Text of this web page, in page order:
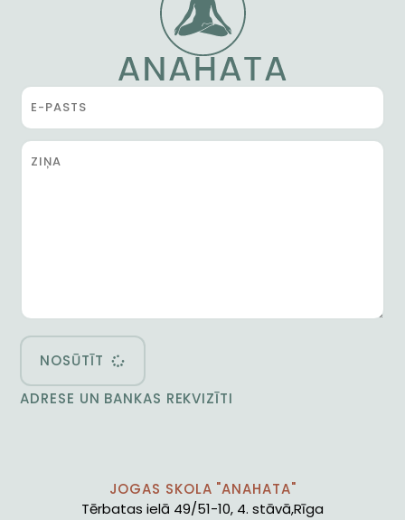
NOSŪTĪT
ADRESE UN BANKAS REKVIZĪTI
JOGAS SKOLA "ANAHATA"
Tērbatas ielā 49/51-10, 4. stāvā,Rīga